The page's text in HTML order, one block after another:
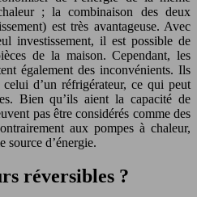
; la combinaison des deux
est très avantageuse. Avec
investissement, il est possible de
de la maison. Cependant, les
également des inconvénients. Ils
d’un réfrigérateur, ce qui peut
Bien qu’ils aient la capacité de
pas être considérés comme des
aux pompes à chaleur,
source d’énergie.
réversibles ?